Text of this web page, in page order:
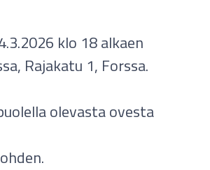
klo 18 alkaen
Rajakatu 1, Forssa.
olevasta ovesta